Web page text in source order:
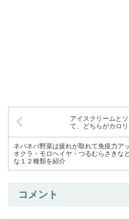
アイスクリームと
て、どちらがカロリ
ネバネバ野菜は疲れが取れて免疫力ア
オクラ・モロヘイヤ・つるむらさきな
な１２種類を紹介
コメント